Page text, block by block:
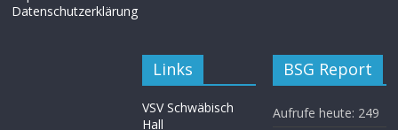
Datenschutzerklärung
Links
VSV Schwäbisch
Hall
BSG Report
Aufrufe heute: 249